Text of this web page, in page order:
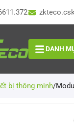
DANH
bị thông minh/